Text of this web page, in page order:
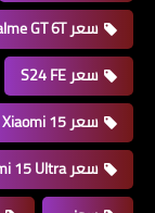
سعر Realme GT 6T
سعر S24 FE
سعر Xiaomi 15
سعر Xiaomi 15 Ultra